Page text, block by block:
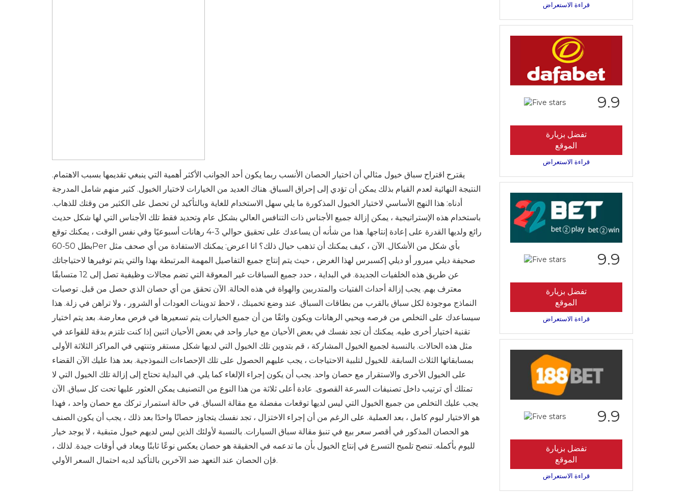
يقترح اقتراح سباق خيول مثالي أن اختيار الحصان الأنسب ربما يكون أحد الجوانب الأكثر أهمية التي ينبغي تقديمها بسبب الاهتمام.
النتيجة النهائية لعدم القيام بذلك يمكن أن تؤدي إلى إحراق السباق. هناك العديد من الخيارات لاختيار الخيول. كثير منهم شامل المدرجة
أدناه: هذا النهج الأساسي لاختيار الخيول المذكورة ما يلي سهل الاستخدام للغاية وبالتأكيد لن تحصل على الكثير من وقتك للذهاب.
باستخدام هذه الإستراتيجية ، يمكن إزالة جميع الأجناس ذات التنافس العالي بشكل عام وتحديد فقط تلك الأجناس التي لها شكل حديث
رائع ولديها القدرة على إعادة إنتاجها. هذا من شأنه أن يساعدك على تحقيق حوالي 3-4 رهانات أسبوعيًا وفي نفس الوقت ، يمكنك توقع
بطل 50-60Per بأي شكل من الأشكال. الآن ، كيف يمكنك أن تذهب حيال ذلك؟ انا اعرض: يمكنك الاستفادة من أي صحف مثل
صحيفة ديلي ميرور أو ديلي إكسبرس لهذا الغرض ، حيث يتم إنتاج جميع التفاصيل المهمة المرتبطة بهذا والتي يتم توفيرها لاحتياجاتك
عن طريق هذه الخلفيات الجديدة. في البداية ، حدد جميع السباقات غير المعوقة التي تضم مجالات وظيفية تصل إلى 12 متسابقًا
معترف بهم. يجب إزالة أحداث الفتيات والمتدربين والهواة في هذه الحالة. الآن تحقق من أي حصان الذي حصل من قبل. توصيات
النماذج موجودة لكل سباق بالقرب من بطاقات السباق. عند وضع تخمينك ، لاحظ تدوينات العودات أو الشرور ، ولا تراهن في زلة. هذا
سيساعدك على التخلص من فرصه ويحيي الرهانات ويكون واثقًا من أن جميع الخيارات يتم تسعيرها في فرص معارضة. بعد يتم اختيار
تقنية اختيار أخرى طيه. يمكنك أن تجد نفسك في بعض الأحيان مع خيار واحد في بعض الأحيان اثنين إذا كنت تلتزم بدقة للقواعد في
مثل هذه الحالات. بالنسبة لجميع الخيول المشاركة ، قم بتدوين تلك الخيول التي لديها شكل مستقر وتنتهي في المراكز الثلاثة الأولى
بمسابقاتها الثلاث السابقة. للخيول لتلبية الاحتياجات ، يجب عليهم الحصول على تلك الإحصاءات النموذجية. بعد هذا عليك الآن القضاء
على الخيول الأخرى والاستقرار مع حصان واحد. يجب أن يكون إجراء الإلغاء كما يلي. في البداية تحتاج إلى إزالة تلك الخيول التي لا
تمتلك أي ترتيب داخل تصنيفات السرعة القصوى. عادة أعلى ثلاثة من هذا النوع من التصنيف يمكن العثور عليها تحت كل سباق. الآن
يجب عليك التخلص من جميع الخيول التي ليس لديها توقعات مفضلة مع مقالة السباق. في حالة استمرار تركك مع حصان واحد ، فهذا
هو الاختيار ليوم كامل ، بعد العملية. على الرغم من أن إجراء الاختزال ، تجد نفسك يتجاوز حصانًا واحدًا بعد ذلك ، يجب أن يكون الصنف
هو الحصان المذكور في أقصر سعر بيع في تنبؤ مقالة سباق السيارات. بالنسبة لأولئك الذين ليس لديهم خيول متبقية ، لا يوجد خيار
لليوم بأكمله. تنصح تلميح التسرع في إنتاج الخيول بأن ما تدعمه في الحقيقة هو حصان يعكس نوعًا ثابتًا ويعاد في أوقات جيدة. لذلك ،
فإن الحصان عند التعهد ضد الآخرين بالتأكيد لديه احتمال السعر الأولي.
قراءة الاستعراض
9.9
تفضل بزيارة
الموقع
قراءة الاستعراض
9.9
تفضل بزيارة
الموقع
قراءة الاستعراض
9.9
تفضل بزيارة
الموقع
قراءة الاستعراض